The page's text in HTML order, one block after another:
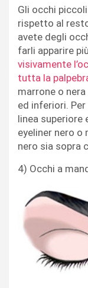
Gli occhi
rispetto al
avete degli
farli apparire
visivamente
tutta la
marrone o
ed inferiori.
linea superiore
eyeliner nero o
nero sia sopra
4) Occhi a